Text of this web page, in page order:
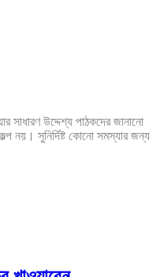
সাধারণ উদ্দেশ্য পাঠকদের জানানো
নয়। সুনির্দিষ্ট কোনো সমস্যার জন্য